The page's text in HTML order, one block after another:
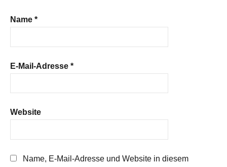
Name *
E-Mail-Adresse *
Website
Name, E-Mail-Adresse und Website in diesem